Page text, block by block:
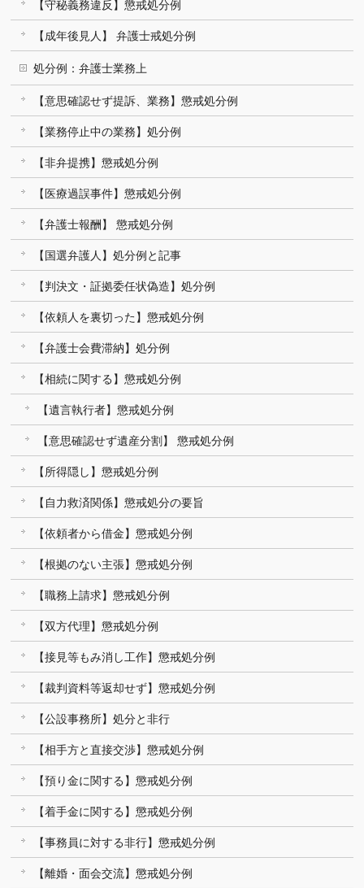
【守秘義務違反】懲戒処分例
【成年後見人】 弁護士戒処分例
処分例：弁護士業務上
【意思確認せず提訴、業務】懲戒処分例
【業務停止中の業務】処分例
【非弁提携】懲戒処分例
【医療過誤事件】懲戒処分例
【弁護士報酬】 懲戒処分例
【国選弁護人】処分例と記事
【判決文・証拠委任状偽造】処分例
【依頼人を裏切った】懲戒処分例
【弁護士会費滞納】処分例
【相続に関する】懲戒処分例
【遺言執行者】懲戒処分例
【意思確認せず遺産分割】 懲戒処分例
【所得隠し】懲戒処分例
【自力救済関係】懲戒処分の要旨
【依頼者から借金】懲戒処分例
【根拠のない主張】懲戒処分例
【職務上請求】懲戒処分例
【双方代理】懲戒処分例
【接見等もみ消し工作】懲戒処分例
【裁判資料等返却せず】懲戒処分例
【公設事務所】処分と非行
【相手方と直接交渉】懲戒処分例
【預り金に関する】懲戒処分例
【着手金に関する】懲戒処分例
【事務員に対する非行】懲戒処分例
【離婚・面会交流】懲戒処分例